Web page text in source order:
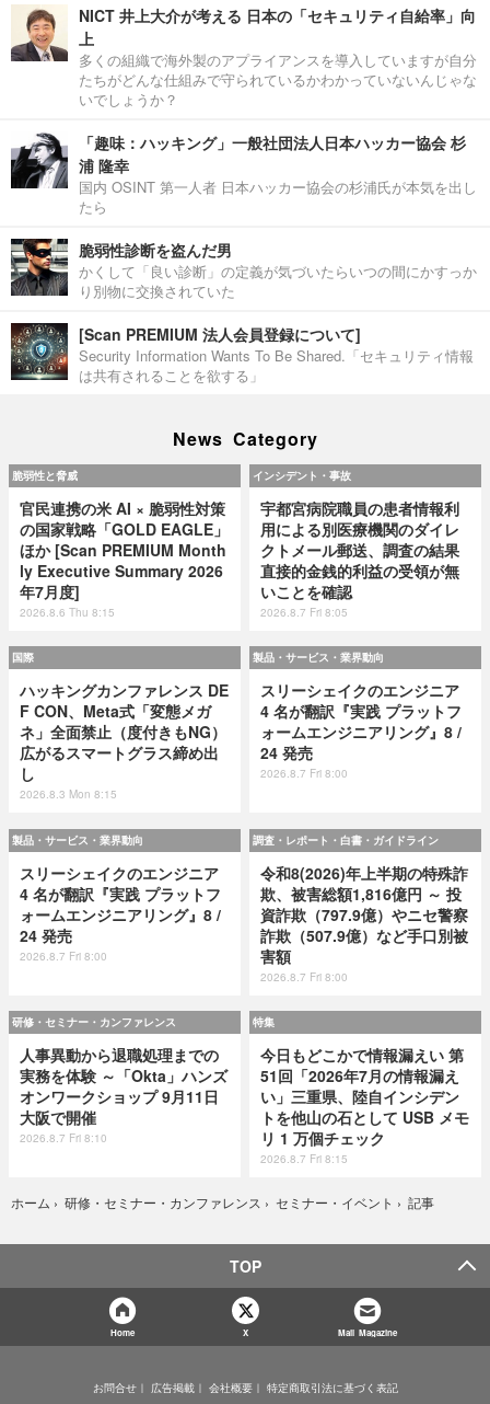
NICT 井上大介が考える 日本の「セキュリティ自給率」向
上
多くの組織で海外製のアプライアンスを導入していますが自分
たちがどんな仕組みで守られているかわかっていないんじゃな
いでしょうか？
「趣味：ハッキング」一般社団法人日本ハッカー協会 杉
浦 隆幸
国内 OSINT 第一人者 日本ハッカー協会の杉浦氏が本気を出し
たら
脆弱性診断を盗んだ男
かくして「良い診断」の定義が気づいたらいつの間にかすっか
り別物に交換されていた
[Scan PREMIUM 法人会員登録について]
Security Information Wants To Be Shared.「セキュリティ情報
は共有されることを欲する」
News Category
脆弱性と脅威
官民連携の米 AI × 脆弱性対策
の国家戦略「GOLD EAGLE」
ほか [Scan PREMIUM Month
ly Executive Summary 2026
年7月度]
2026.8.6 Thu 8:15
インシデント・事故
宇都宮病院職員の患者情報利
用による別医療機関のダイレ
クトメール郵送、調査の結果
直接的金銭的利益の受領が無
いことを確認
2026.8.7 Fri 8:05
国際
ハッキングカンファレンス DE
F CON、Meta式「変態メガ
ネ」全面禁止（度付きもNG）
広がるスマートグラス締め出
し
2026.8.3 Mon 8:15
製品・サービス・業界動向
スリーシェイクのエンジニア
4 名が翻訳『実践 プラットフ
ォームエンジニアリング』8 /
24 発売
2026.8.7 Fri 8:00
製品・サービス・業界動向
スリーシェイクのエンジニア
4 名が翻訳『実践 プラットフ
ォームエンジニアリング』8 /
24 発売
2026.8.7 Fri 8:00
調査・レポート・白書・ガイドライン
令和8(2026)年上半期の特殊詐
欺、被害総額1,816億円 ～ 投
資詐欺（797.9億）やニセ警察
詐欺（507.9億）など手口別被
害額
2026.8.7 Fri 8:00
研修・セミナー・カンファレンス
人事異動から退職処理までの
実務を体験 ～「Okta」ハンズ
オンワークショップ 9月11日
大阪で開催
2026.8.7 Fri 8:10
特集
今日もどこかで情報漏えい 第
51回「2026年7月の情報漏え
い」三重県、陸自インシデン
トを他山の石として USB メモ
リ 1 万個チェック
2026.8.7 Fri 8:15
ホーム › 研修・セミナー・カンファレンス › セミナー・イベント › 記事
TOP
Home X Mail Magazine
お問合せ 広告掲載 会社概要 特定商取引法に基づく表記